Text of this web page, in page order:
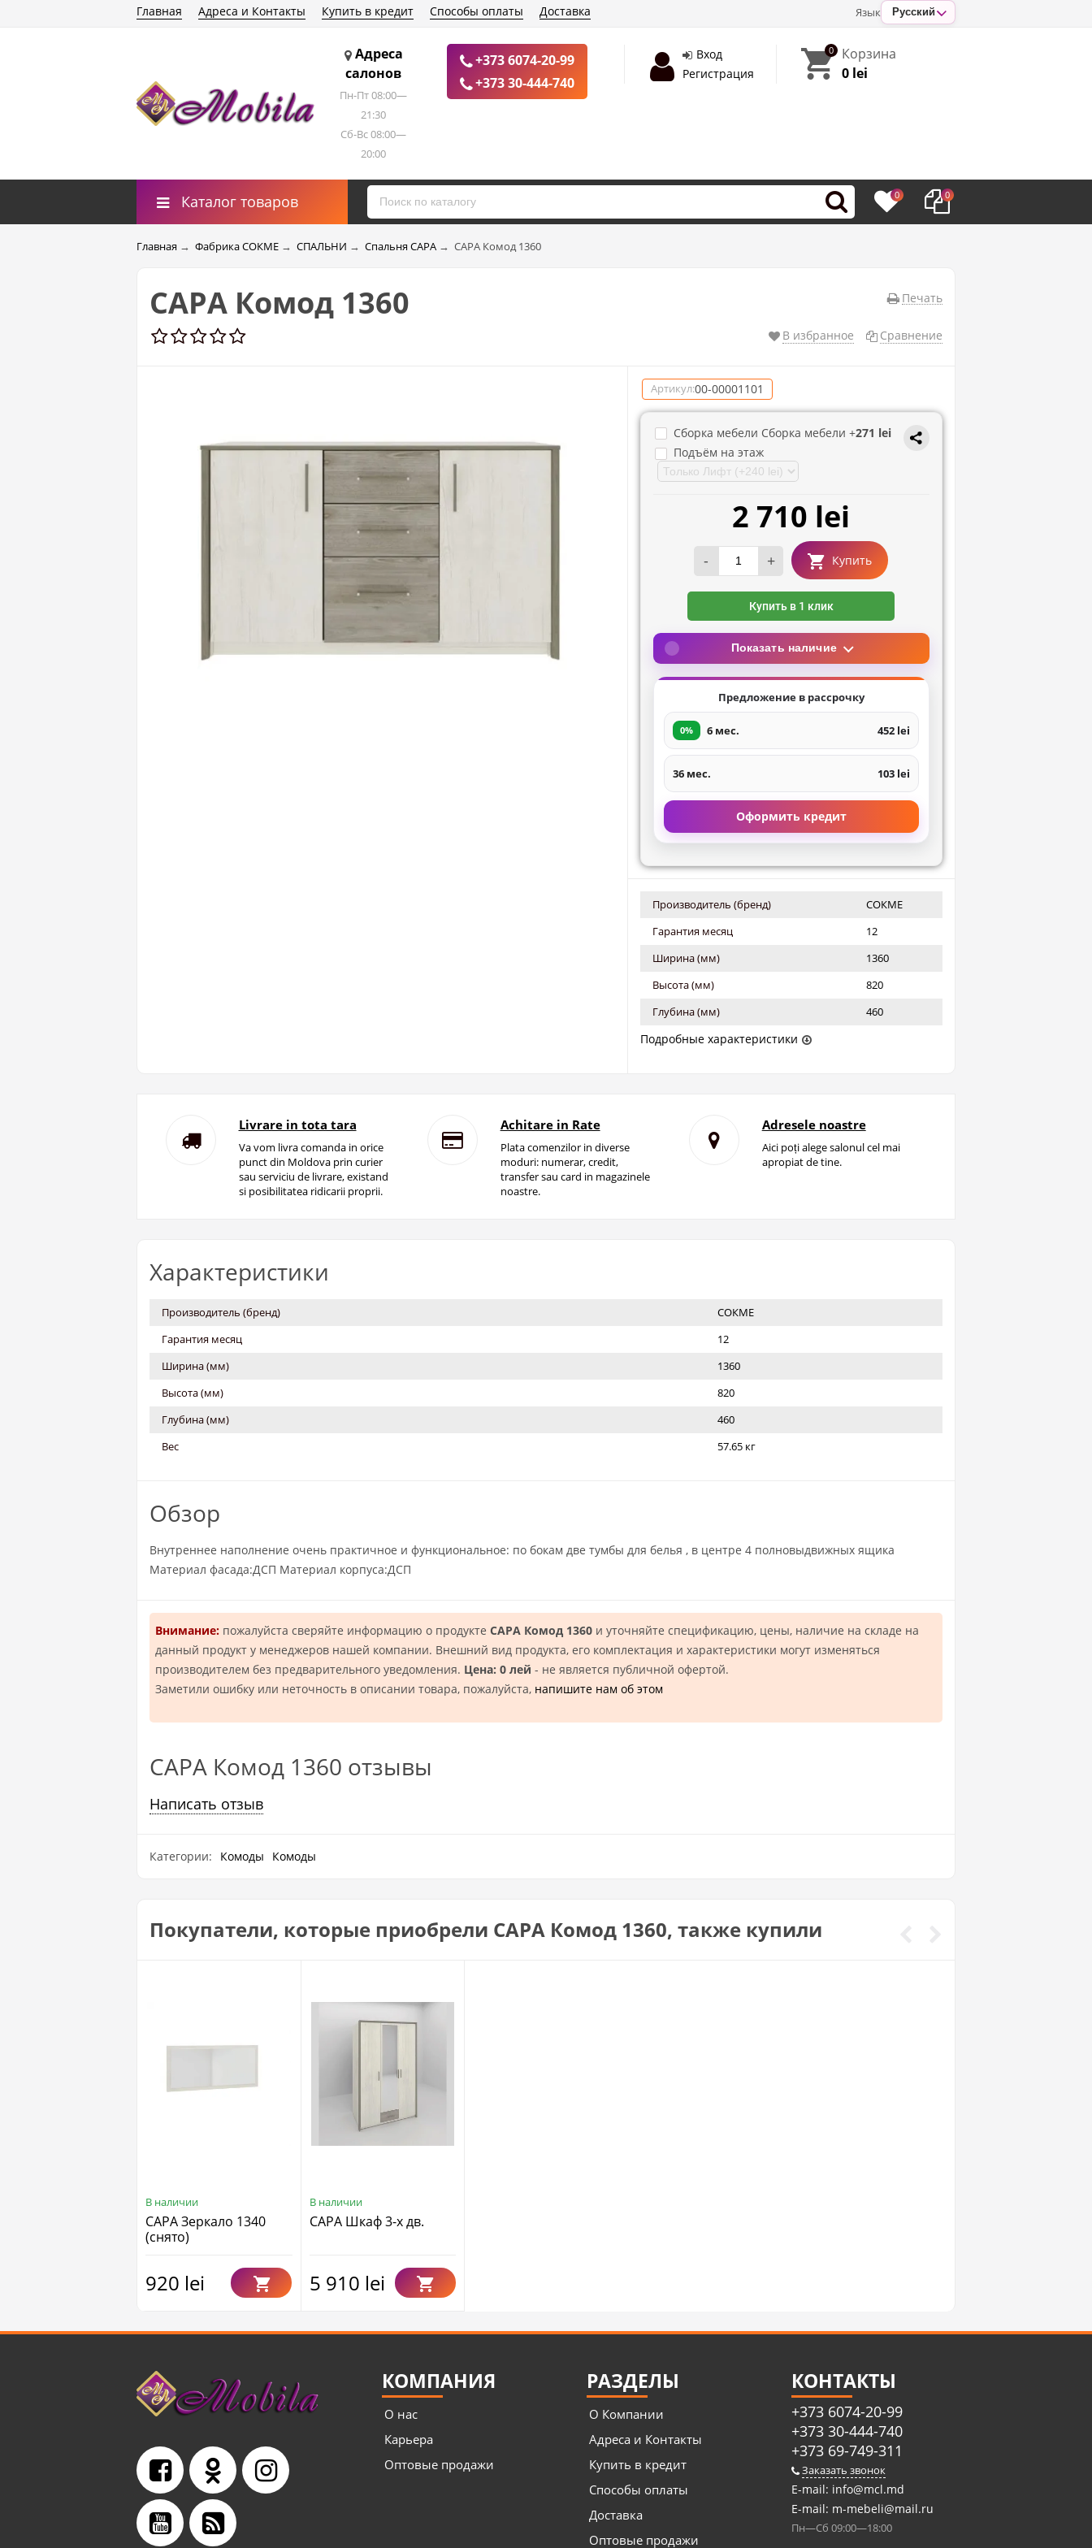
Язык Русский
Главная Адреса и Контакты Купить в кредит Способы оплаты Доставка
Адреса
салонов
Пн-Пт 08:00—
21:30
Сб-Вс 08:00—
20:00
+373 6074-20-99
+373 30-444-740
Вход
Регистрация
0
Корзина
0 lei
Каталог товаров 0 0
Главная → Фабрика СОКМЕ → СПАЛЬНИ → Спальня САРА → САРА Комод 1360
Печать
САРА Комод 1360
В избранное Сравнение
Артикул:00-00001101
Сборка мебели Сборка мебели +271 lei
Подъём на этаж
2 710 lei
- + Купить
Купить в 1 клик
Показать наличие
Предложение в рассрочку
0% 6 мес. 452 lei
36 мес. 103 lei
Оформить кредит
Производитель (бренд)
СОКМЕ
Гарантия месяц
12
Ширина (мм)
1360
Высота (мм)
820
Глубина (мм)
460
Подробные характеристики
Livrare in tota tara
Va vom livra comanda in orice
punct din Moldova prin curier
sau serviciu de livrare, existand
si posibilitatea ridicarii proprii.
Achitare in Rate
Plata comenzilor in diverse
moduri: numerar, credit,
transfer sau card in magazinele
noastre.
Adresele noastre
Aici poți alege salonul cel mai
apropiat de tine.
Характеристики
Производитель (бренд)
СОКМЕ
Гарантия месяц
12
Ширина (мм)
1360
Высота (мм)
820
Глубина (мм)
460
Вес
57.65 кг
Обзор
Внутреннее наполнение очень практичное и функциональное: по бокам две тумбы для белья , в центре 4 полновыдвижных ящика
Материал фасада:ДСП Материал корпуса:ДСП
Внимание: пожалуйста сверяйте информацию о продукте САРА Комод 1360 и уточняйте спецификацию, цены, наличие на складе на
данный продукт у менеджеров нашей компании. Внешний вид продукта, его комплектация и характеристики могут изменяться
производителем без предварительного уведомления. Цена: 0 лей - не является публичной офертой.
Заметили ошибку или неточность в описании товара, пожалуйста, напишите нам об этом
САРА Комод 1360 отзывы
Написать отзыв
Категории: Комоды Комоды
Покупатели, которые приобрели САРА Комод 1360, также купили
В наличии
САРА Зеркало 1340
(cнято)
920 lei
В наличии
САРА Шкаф 3-х дв.
5 910 lei
КОМПАНИЯ
О нас
Карьера
Оптовые продажи
РАЗДЕЛЫ
О Компании
Адреса и Контакты
Купить в кредит
Способы оплаты
Доставка
Оптовые продажи
КОНТАКТЫ
+373 6074-20-99
+373 30-444-740
+373 69-749-311
Заказать звонок
E-mail: info@mcl.md
E-mail: m-mebeli@mail.ru
Пн—Сб 09:00—18:00